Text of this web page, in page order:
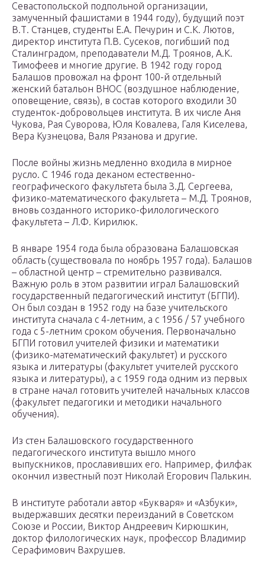
Севастопольской подпольной организации,
замученный фашистами в 1944 году), будущий поэт
В.Т. Станцев, студенты Е.А. Печурин и С.К. Лютов,
директор института П.В. Сусеков, погибший под
Сталинградом, преподаватели М.Д. Троянов, А.К.
Тимофеев и многие другие. В 1942 году город
Балашов провожал на фронт 100-й отдельный
женский батальон ВНОС (воздушное наблюдение,
оповещение, связь), в состав которого входили 30
студенток-добровольцев института. В их числе Аня
Чукова, Рая Суворова, Юля Ковалева, Галя Киселева,
Вера Кузнецова, Валя Рязанова и другие.
После войны жизнь медленно входила в мирное
русло. С 1946 года деканом естественно-
географического факультета была З.Д. Сергеева,
физико-математического факультета – М.Д. Троянов,
вновь созданного историко-филологического
факультета – Л.Ф. Кирилюк.
В январе 1954 года была образована Балашовская
область (существовала по ноябрь 1957 года). Балашов
– областной центр – стремительно развивался.
Важную роль в этом развитии играл Балашовский
государственный педагогический институт (БГПИ).
Он был создан в 1952 году на базе учительского
института сначала с 4-летним, а с 1956 / 57 учебного
года с 5-летним сроком обучения. Первоначально
БГПИ готовил учителей физики и математики
(физико-математический факультет) и русского
языка и литературы (факультет учителей русского
языка и литературы), а с 1959 года одним из первых
в стране начал готовить учителей начальных классов
(факультет педагогики и методики начального
обучения).
Из стен Балашовского государственного
педагогического института вышло много
выпускников, прославивших его. Например, филфак
окончил известный поэт Николай Егорович Палькин.
В институте работали автор «Букваря» и «Азбуки»,
выдержавших десятки переизданий в Советском
Союзе и России, Виктор Андреевич Кирюшкин,
доктор филологических наук, профессор Владимир
Серафимович Вахрушев.